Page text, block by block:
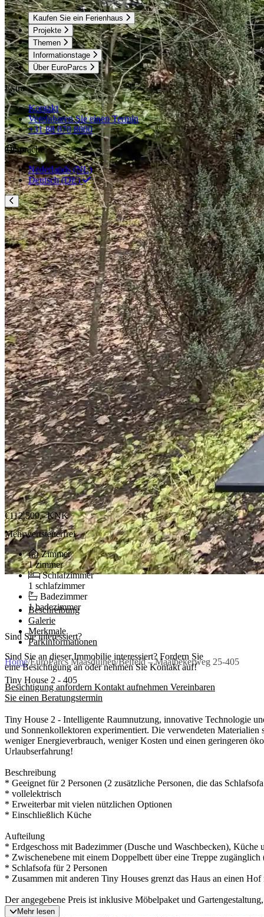
Kaufen Sie ein Ferienhaus
Projekte
Themen
Informationstage
Über EuroParcs
Extra
Kontakt
Vereinbaren Sie einen Termin
+31 88 070 8000
Sprache
Nederlands (NL)
Deutsch (DE)
€112.500,-KNK
Mehrwertsteuerfrei
Zimmer
1 zimmer
Schlafzimmer
1 schlafzimmer
Badezimmer
1 badezimmer
Sind Sie interessiert?
Sind Sie an dieser Immobilie interessiert? Fordern Sie
eine Besichtigung an oder nehmen Sie Kontakt auf!
Besichtigung anfordern Kontakt aufnehmen Vereinbaren
Sie einen Beratungstermin
Beschreibung
Galerie
Merkmale
Parkinformationen
Home/EuroParcs Maasduinen/Belfeld – Maalbekerweg 25-405
Tiny House 2 - 405
Tiny House 2 - Intelligente Raumnutzung, innovative Technologie
und Sonnenkollektoren experimentiert. Die verwendeten
weniger Energieverbrauch, weniger Kosten und einen geringeren
Urlaubserfahrung!
Beschreibung
* Geeignet für 2 Personen (2 zusätzliche Personen, die das
* vollelektrisch
* Erweiterbar mit vielen nützlichen Optionen
* Einschließlich Küche
Aufteilung
* Erdgeschoss mit Badezimmer (Dusche und Waschbecken), Küche
* Zwischenebene mit einem Doppelbett über eine Treppe
* Schlafsofa für 2 Personen
* Zusammen mit anderen Tiny Houses grenzt das Haus an einen
Der angegebene Preis ist inklusive Möbelpaket und
Mehr lesen